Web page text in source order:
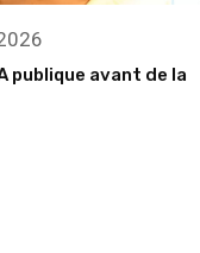
publique avant de la